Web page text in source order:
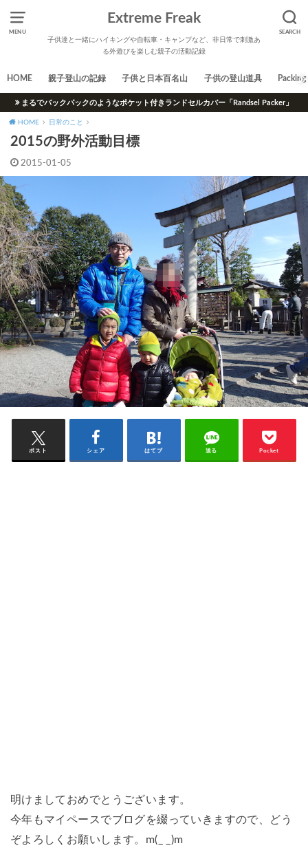
MENU SEARCH
Extreme Freak
子供達と一緒にハイキングや自転車・キャンプなど、非日常で刺激あ
る外遊びを楽しむ親子の活動記録
HOME 親子登山の記録 子供と日本百名山 子供の登山道具 Packing
まるでバックパックのようなポケット付きランドセルカバー「Randsel Packer」
HOME 日常のこと
2015の野外活動目標
2015-01-05
ポスト シェア はてブ 送る Pocket
明けましておめでとうございます。
今年もマイペースでブログを綴っていきますので、どう
ぞよろしくお願いします。m(_ _)m